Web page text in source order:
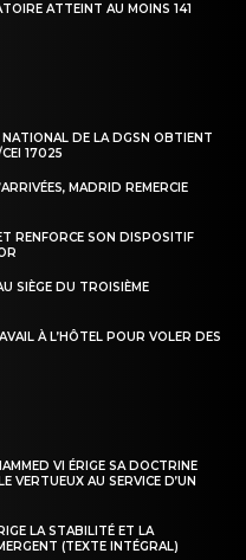
de
ATTEINT AU MOINS 141
NATIONAL DE LA DGSN OBTIENT
17025
MADRID REMERCIE
RENFORCE SON DISPOSITIF
SIÈGE DU TROISIÈME
À L’HÔTEL POUR VOLER DES
VI ÉRIGE SA DOCTRINE
VERTUEUX AU SERVICE D’UN
LA STABILITÉ ET LA
(TEXTE INTÉGRAL)